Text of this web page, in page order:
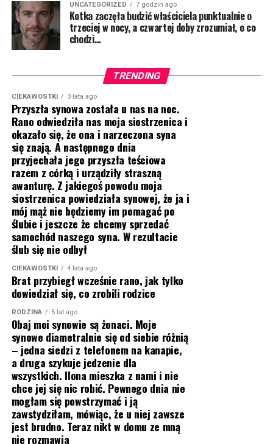
UNCATEGORIZED 7 godzin ago
Kotka zaczęła budzić właściciela punktualnie o
trzeciej w nocy, a czwartej doby zrozumiał, o co
chodzi…
TRENDING
CIEKAWOSTKI 3 lata ago
Przyszła synowa została u nas na noc.
Rano odwiedziła nas moja siostrzenica i
okazało się, że ona i narzeczona syna
się znają. A następnego dnia
przyjechała jego przyszła teściowa
razem z córką i urządziły straszną
awanturę. Z jakiegoś powodu moja
siostrzenica powiedziała synowej, że ja i
mój mąż nie będziemy im pomagać po
ślubie i jeszcze że chcemy sprzedać
samochód naszego syna. W rezultacie
ślub się nie odbył
CIEKAWOSTKI 4 lata ago
Brat przybiegł wcześnie rano, jak tylko
dowiedział się, co zrobili rodzice
RODZINA 5 lat ago
Obaj moi synowie są żonaci. Moje
synowe diametralnie się od siebie różnią
– jedna siedzi z telefonem na kanapie,
a druga szykuje jedzenie dla
wszystkich. Ilona mieszka z nami i nie
chce jej się nic robić. Pewnego dnia nie
mogłam się powstrzymać i ją
zawstydziłam, mówiąc, że u niej zawsze
jest brudno. Teraz nikt w domu ze mną
nie rozmawia